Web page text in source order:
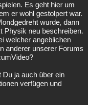
Es geht hier um
er wohl gestolpert war.
wurde, dann
Physik neu beschreiben.
welcher angeblichen
anderer unserer Forums
ja auch über ein
verfügen und